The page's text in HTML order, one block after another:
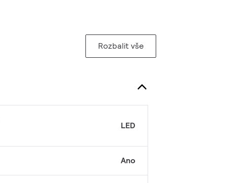
Rozbalit vše
LED
Ano